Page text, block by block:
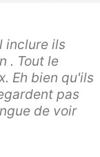
inclure ils
. Tout le
Eh bien qu'ils
pas
de voir